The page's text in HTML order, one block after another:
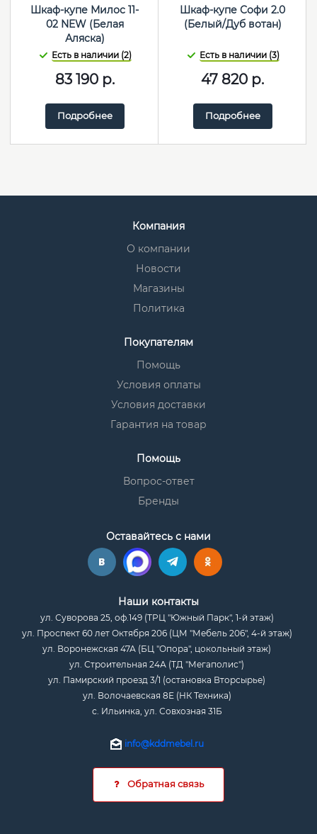
Шкаф-купе Милос 11-
02 NEW (Белая
Аляска)
Есть в наличии (2)
83 190р.
Подробнее
Шкаф-купе Софи 2.0
(Белый/Дуб вотан)
Есть в наличии (3)
47 820 р.
Подробнее
Компания
О компании
Новости
Магазины
Политика
Покупателям
Помощь
Условия оплаты
Условия доставки
Гарантия на товар
Помощь
Вопрос-ответ
Бренды
Оставайтесь с нами
Наши контакты
ул. Суворова 25, оф.149 (ТРЦ "Южный Парк", 1-й этаж)
ул. Проспект 60 лет Октября 206 (ЦМ "Мебель 206", 4-й этаж)
ул. Воронежская 47А (БЦ "Опора", цокольный этаж)
ул. Строительная 24А (ТД "Мегаполис")
ул. Памирский проезд 3/1 (остановка Вторсырье)
ул. Волочаевская 8Е (НК Техника)
с. Ильинка, ул. Совхозная 31Б
info@kddmebel.ru
Обратная связь